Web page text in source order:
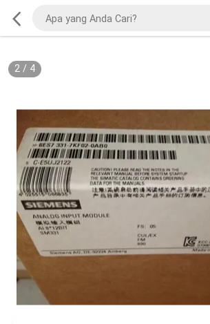
2/ 4